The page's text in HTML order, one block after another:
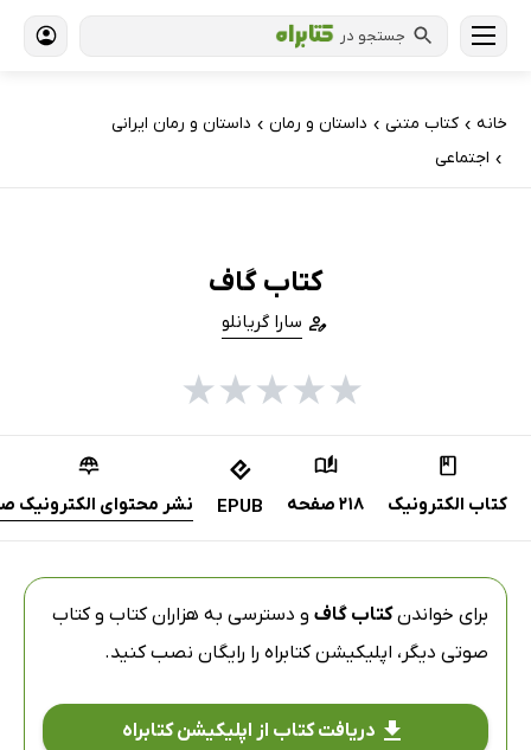
جستجو در
خانه › کتاب‌ متنی › داستان و رمان › داستان و رمان ایرانی
› اجتماعی
کتاب گاف
سارا گریانلو
★
★
★
★
★
کتاب الکترونیک 218 صفحه EPUB نشر محتوای الکترونیک
برای خواندنکتاب گاف و دسترسی به هزاران کتاب و کتاب
صوتی دیگر، اپلیکیشن کتابراه را رایگان نصب کنید.
دریافت کتاب از اپلیکیشن کتابراه